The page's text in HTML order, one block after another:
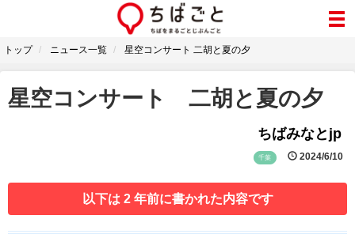
トップ ニュース一覧 星空コンサート 二胡と夏の夕
星空コンサート 二胡と夏の夕
ちばみなとjp
千葉 2024/6/10
以下は 2 年前に書かれた内容です